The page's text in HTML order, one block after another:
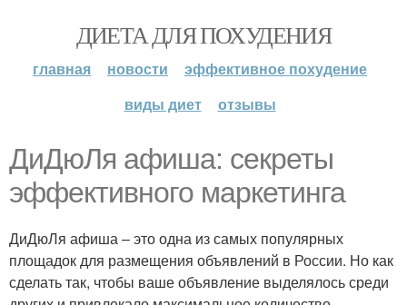
ДИЕТА ДЛЯ ПОХУДЕНИЯ
главная новости
эффективное похудение
виды диет
отзывы
ДиДюЛя афиша: секреты
эффективного маркетинга
ДиДюЛя афиша – это одна из самых популярных
площадок для размещения объявлений в России. Но как
сделать так, чтобы ваше объявление выделялось среди